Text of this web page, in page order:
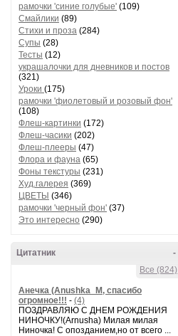
рамочки 'синие голубые' (109)
Смайлики (89)
Стихи и проза (284)
Супы (28)
Тесты (12)
украшалочки для дневников и постов
(321)
Уроки (175)
рамочки 'фиолетовый и розовый фон'
(108)
Флеш-картинки (172)
Флеш-часики (202)
Флеш-плееры (47)
Флора и фауна (65)
Фоны текстуры (231)
Худ.галерея (369)
ЦВЕТЫ (346)
рамочки 'черный фон' (37)
Это интересно (290)
-
Цитатник
Все (824)
Анечка (Anushka_M, спасибо
огромное!!! - (4)
ПОЗДРАВЛЯЮ С ДНЕМ РОЖДЕНИЯ
НИНОЧКУ!(Arnusha) Милая милая
Ниночка! С опозданием,но от всего ...